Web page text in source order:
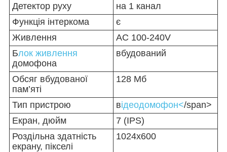
Детектор руху
на 1 канал
Функція інтеркома
є
Живлення
AC 100-240V
Блок живлення
домофона
вбудований
Обсяг вбудованої
пам’яті
128 Мб
Тип пристрою відеодомофон</span>
Екран, дюйм
7 (IPS)
Роздільна здатність
екрану, пікселі
1024х600